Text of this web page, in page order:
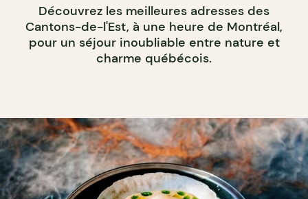
Découvrez les meilleures adresses des
Cantons-de-l'Est, à une heure de Montréal,
pour un séjour inoubliable entre nature et
charme québécois.